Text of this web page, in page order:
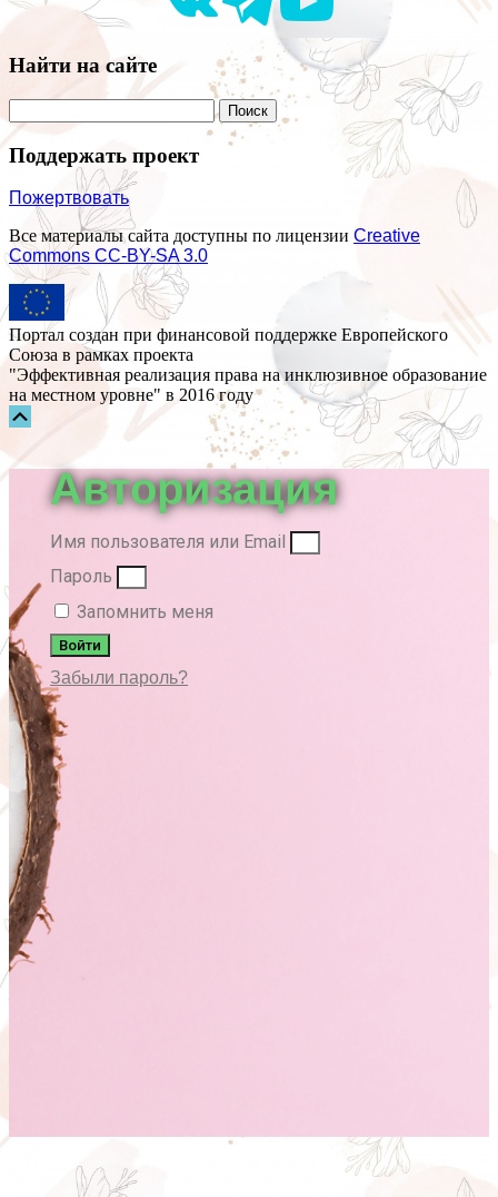
Найти на сайте
Поддержать проект
Пожертвовать
Все материалы сайта доступны по лицензии Creative
Commons СС-BY-SA 3.0
Портал создан при финансовой поддержке Европейского
Союза в рамках проекта
"Эффективная реализация права на инклюзивное образование
на местном уровне" в 2016 году
Авторизация
Имя пользователя или Email
Пароль
Запомнить меня
Войти
Забыли пароль?